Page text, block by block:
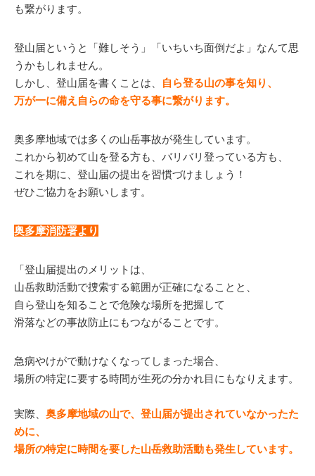
も繋がります。
登山届というと「難しそう」「いちいち面倒だよ」なんて思
うかもしれません。
しかし、登山届を書くことは、
自ら登る山の事を知り、
万が一に備え自らの命を守る事に繋がります。
奥多摩地域では多くの山岳事故が発生しています。
これから初めて山を登る方も、バリバリ登っている方も、
これを期に、登山届の提出を習慣づけましょう！
ぜひご協力をお願いします。
奥多摩消防署より
「登山届提出のメリットは、
山岳救助活動で捜索する範囲が正確になることと、
自ら登山を知ることで危険な場所を把握して
滑落などの事故防止にもつながることです。
急病やけがで動けなくなってしまった場合、
場所の特定に要する時間が生死の分かれ目にもなりえます。
実際、 奥多摩地域の山で、登山届が提出されていなかったた
めに、
場所の特定に時間を要した山岳救助活動も発生しています。